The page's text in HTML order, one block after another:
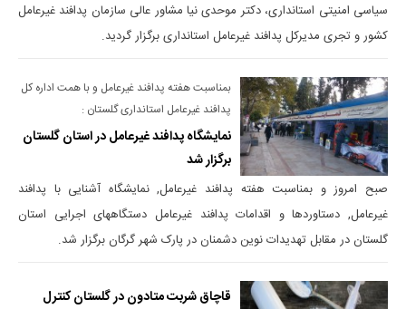
سیاسی امنیتی استانداری، دکتر موحدی نیا مشاور عالی سازمان پدافند غیرعامل
کشور و تجری مدیرکل پدافند غیرعامل استانداری برگزار گردید.
بمناسبت هفته پدافند غیرعامل و با همت اداره کل
پدافند غیرعامل استانداری گلستان :
نمایشگاه پدافند غیرعامل در استان گلستان
برگزار شد
صبح امروز و بمناسبت هفته پدافند غیرعامل, نمایشگاه آشنایی با پدافند
غیرعامل, دستاوردها و اقدامات پدافند غیرعامل دستگاههای اجرایی استان
گلستان در مقابل تهدیدات نوین دشمنان در پارک شهر گرگان برگزار شد.
قاچاق شربت متادون در گلستان کنترل